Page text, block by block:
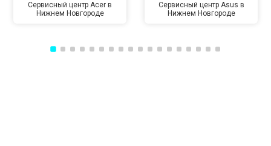
Сервисный центр Acer в
Нижнем Новгороде
Сервисный центр Asus в
Нижнем Новгороде